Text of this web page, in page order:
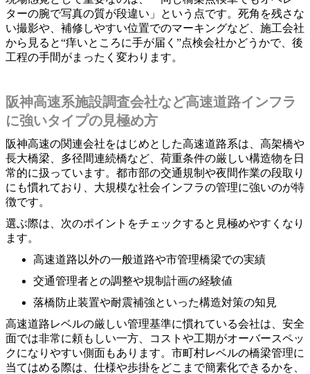
ターの腕で写真の質が段違い」という点です。死角を残さな
い撮影や、補修しやすい位置でのマーキングなど、施工会社
から見ると“痒いところに手が届く”点検会社かどうかで、後
工程の手間がまったく変わります。
阪神高速系施設調査会社など高速道路インフラ
に強いタイプの見極め方
阪神高速の関連会社をはじめとした高速道路系は、高架橋や
長大橋梁、多径間連続橋など、荷重条件の厳しい構造物を日
常的に扱っています。都市部の交通規制や夜間作業の段取り
にも慣れており、大規模な社会インフラの管理に強いのが特
徴です。
選ぶ際は、次のポイントをチェックすると見極めやすくなり
ます。
高速道路以外の一般道路や市管理橋梁での実績
交通管理者との調整や規制計画の経験値
落橋防止装置や耐震補強といった構造対策の知見
高速道路レベルの厳しい管理基準に慣れている会社は、安全
面では非常に頼もしい一方、コストや工期がオーバースペッ
クになりやすい側面もあります。市町村レベルの橋梁管理に
当てはめる際は、仕様や歩掛をどこまで簡素化できるかを、